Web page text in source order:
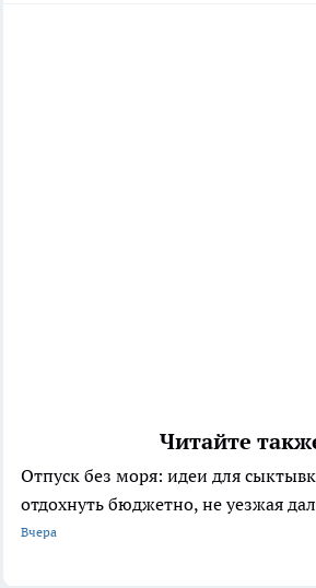
Читайте
Отпуск без моря: идеи для
отдохнуть бюджетно, не уезжая
Вчера